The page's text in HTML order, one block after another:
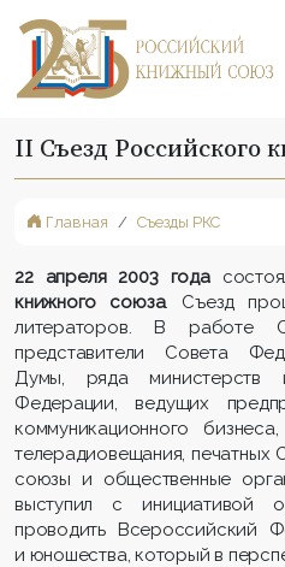
II Съезд Российского
Главная Съезды РКС
22 апреля 2003 года
книжного союза. Съезд
литераторов. В работе
представители Совета
Думы, ряда министерств
Федерации, ведущих
коммуникационного
телерадиовещания,
союзы и общественные
выступил с инициативой
проводить Всероссийский
и юношества, который в